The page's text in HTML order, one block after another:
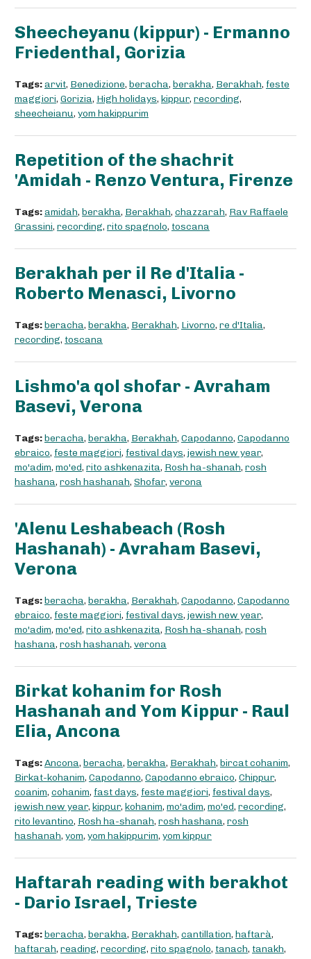
Sheecheyanu (kippur) - Ermanno
Friedenthal, Gorizia
Tags:arvit, Benedizione, beracha, berakha, Berakhah, feste
maggiori, Gorizia, High holidays, kippur, recording,
sheecheianu, yom hakippurim
Repetition of the shachrit
'Amidah - Renzo Ventura, Firenze
Tags:amidah, berakha, Berakhah, chazzarah, Rav Raffaele
Grassini, recording, rito spagnolo, toscana
Berakhah per il Re d'Italia -
Roberto Menasci, Livorno
Tags:beracha, berakha, Berakhah, Livorno, re d'Italia,
recording, toscana
Lishmo'a qol shofar - Avraham
Basevi, Verona
Tags:beracha, berakha, Berakhah, Capodanno, Capodanno
ebraico, feste maggiori, festival days, jewish new year,
mo'adim, mo'ed, rito ashkenazita, Rosh ha-shanah, rosh
hashana, rosh hashanah, Shofar, verona
'Alenu Leshabeach (Rosh
Hashanah) - Avraham Basevi,
Verona
Tags:beracha, berakha, Berakhah, Capodanno, Capodanno
ebraico, feste maggiori, festival days, jewish new year,
mo'adim, mo'ed, rito ashkenazita, Rosh ha-shanah, rosh
hashana, rosh hashanah, verona
Birkat kohanim for Rosh
Hashanah and Yom Kippur - Raul
Elia, Ancona
Tags:Ancona, beracha, berakha, Berakhah, bircat cohanim,
Birkat-kohanim, Capodanno, Capodanno ebraico, Chippur,
coanim, cohanim, fast days, feste maggiori, festival days,
jewish new year, kippur, kohanim, mo'adim, mo'ed, recording,
rito levantino, Rosh ha-shanah, rosh hashana, rosh
hashanah, yom, yom hakippurim, yom kippur
Haftarah reading with berakhot
- Dario Israel, Trieste
Tags:beracha, berakha, Berakhah, cantillation, haftarà,
haftarah, reading, recording, rito spagnolo, tanach, tanakh,